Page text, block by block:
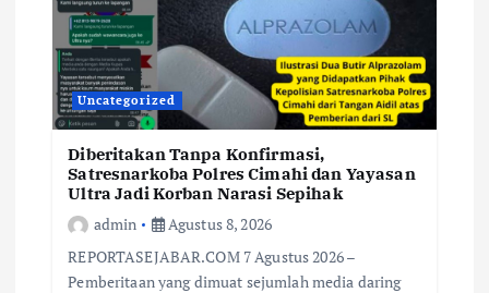
Uncategorized
Diberitakan Tanpa Konfirmasi,
Satresnarkoba Polres Cimahi dan Yayasan
Ultra Jadi Korban Narasi Sepihak
admin
Agustus 8, 2026
REPORTASEJABAR.COM 7 Agustus 2026 –
Pemberitaan yang dimuat sejumlah media daring